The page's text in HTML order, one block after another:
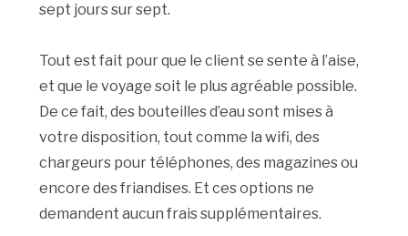
sept jours sur sept.
Tout est fait pour que le client se sente à l’aise,
et que le voyage soit le plus agréable possible.
De ce fait, des bouteilles d’eau sont mises à
votre disposition, tout comme la wifi, des
chargeurs pour téléphones, des magazines ou
encore des friandises. Et ces options ne
demandent aucun frais supplémentaires.